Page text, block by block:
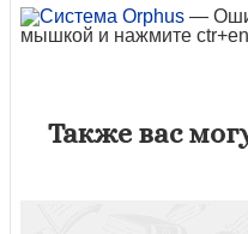
—
мышкой и нажмите
Также вас